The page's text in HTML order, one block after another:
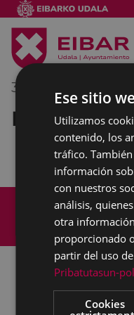
30/05/2018
Entrevista
Política de
Ese sitio
Utilizamos
contenido, los
tráfico.
información
con nuestros
análisis,
otra
proporcionado
partir del uso
Pribatutasun-
Cookies